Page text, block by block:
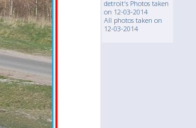
detroit's Photos taken
on 12-03-2014
All photos taken on
12-03-2014